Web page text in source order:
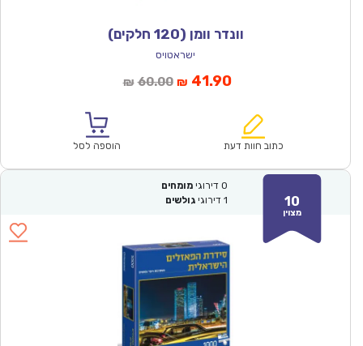
וונדר וומן (120 חלקים)
ישראטויס
₪ 60.00המחיר
₪60.00.
₪ 41.90המחיר
הוא:
כתוב חוות דעת הוספה לסל
10
מצוין
0 דירוגי מומחים
1 דירוגי גולשים